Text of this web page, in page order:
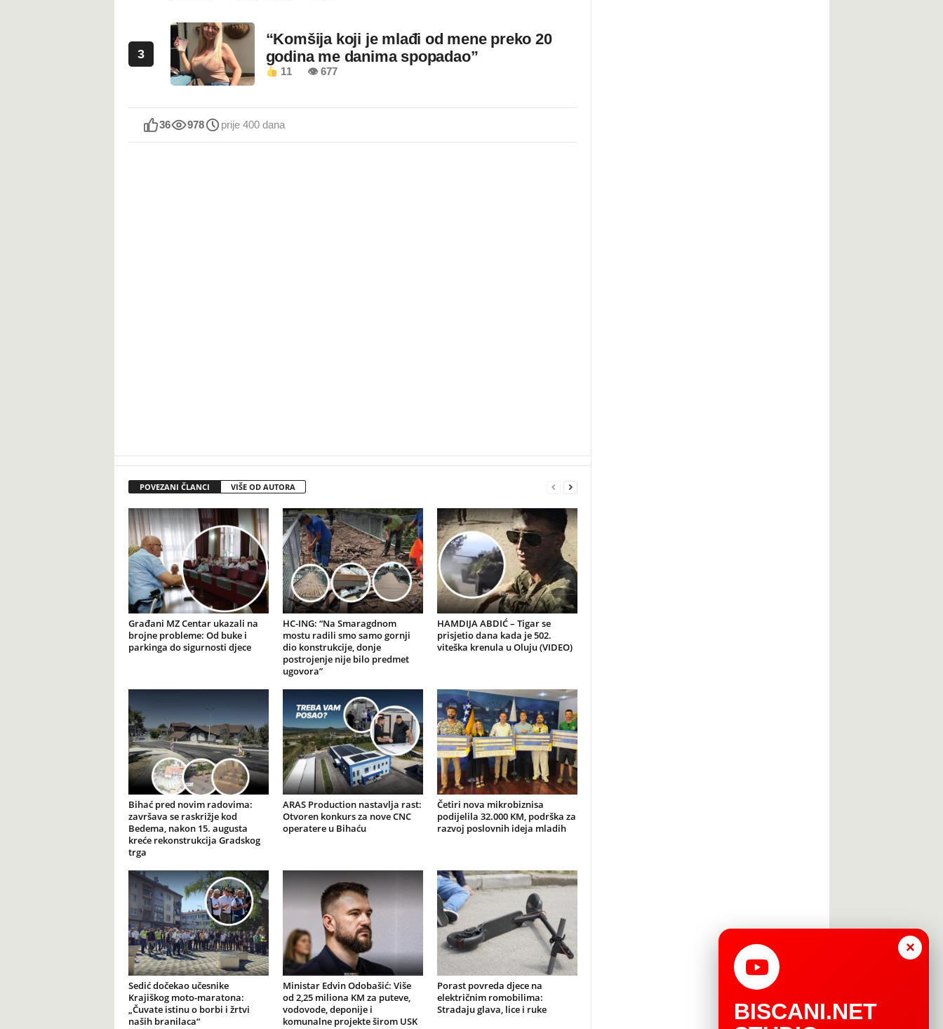
3
“Komšija koji je mlađi od mene preko 20
godina me danima spopadao”
11 👁 677
36 978 prije 400 dana
POVEZANI ČLANCI VIŠE OD AUTORA
Građani MZ Centar ukazali na
brojne probleme: Od buke i
parkinga do sigurnosti djece
HC-ING: “Na Smaragdnom
mostu radili smo samo gornji
dio konstrukcije, donje
postrojenje nije bilo predmet
ugovora”
HAMDIJA ABDIĆ – Tigar se
prisjetio dana kada je 502.
viteška krenula u Oluju (VIDEO)
Bihać pred novim radovima:
završava se raskrižje kod
Bedema, nakon 15. augusta
kreće rekonstrukcija Gradskog
trga
ARAS Production nastavlja rast:
Otvoren konkurs za nove CNC
operatere u Bihaću
Četiri nova mikrobiznisa
podijelila 32.000 KM, podrška za
razvoj poslovnih ideja mladih
Sedić dočekao učesnike
Krajiškog moto-maratona:
„Čuvate istinu o borbi i žrtvi
naših branilaca“
Ministar Edvin Odobašić: Više
od 2,25 miliona KM za puteve,
vodovode, deponije i
komunalne projekte širom USK
Porast povreda djece na
električnim romobilima:
Stradaju glava, lice i ruke
×
BISCANI.NET